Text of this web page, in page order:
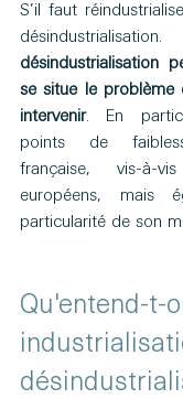
S’il faut
désindustrialisation
se situe le problème
intervenir. En
points de
française, vis-
européens, mais
particularité de son
Qu'entend-t-